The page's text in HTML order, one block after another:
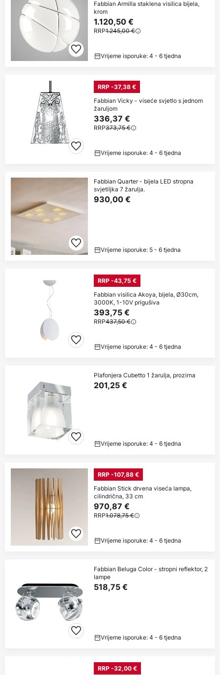
Fabbian Armilla staklena visilica bijela,
krom
1.120,50 €
RRP1.245,00 €
Vrijeme isporuke: 4 - 6 tjedna
RRP -37,38 €
Fabbian Vicky - viseće svjetlo s jednom
žaruljom
336,37 €
RRP373,75 €
Vrijeme isporuke: 4 - 6 tjedna
Fabbian Quarter - bijela LED stropna
svjetiljka 7 žarulja.
930,00 €
Vrijeme isporuke: 5 - 6 tjedna
RRP -43,75 €
Fabbian visilica Akoya, bijela, Ø30cm,
3000K, 1-10V prigušiva
393,75 €
RRP437,50 €
Vrijeme isporuke: 4 - 6 tjedna
Plafonjera Cubetto 1 žarulja, prozirna
201,25 €
Vrijeme isporuke: 4 - 6 tjedna
RRP -107,88 €
Fabbian Stick drvena viseća lampa,
cilindrična, 33 cm
970,87 €
RRP1.078,75 €
Vrijeme isporuke: 4 - 6 tjedna
Fabbian Beluga Color - stropni reflektor, 2
lampe
518,75 €
Vrijeme isporuke: 4 - 6 tjedna
RRP -32,00 €